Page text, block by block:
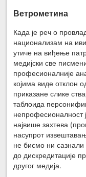
Ветрометина
Када је реч о
национализам на
утиче на виђење
медијски све
професионалније
којима виде отклон
приказане слике
таблоида
непрофесионалност
највише захтева
насупрот
не бисмо ни
до дискредитације
другог медија.